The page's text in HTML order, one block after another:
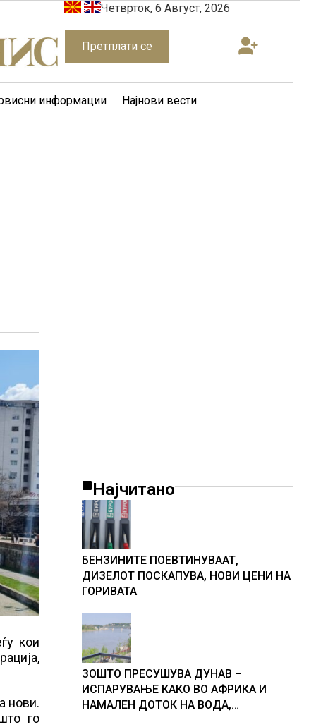
Четврток, 6 Август, 2026
Претплати се
информации Најнови вести
кои
нови.
го
Најчитано
БЕНЗИНИТЕ ПОЕВТИНУВААТ,
ДИЗЕЛОТ ПОСКАПУВА, НОВИ ЦЕНИ НА
ГОРИВАТА
ЗОШТО ПРЕСУШУВА ДУНАВ –
ИСПАРУВАЊЕ КАКО ВО АФРИКА И
НАМАЛЕН ДОТОК НА ВОДА,